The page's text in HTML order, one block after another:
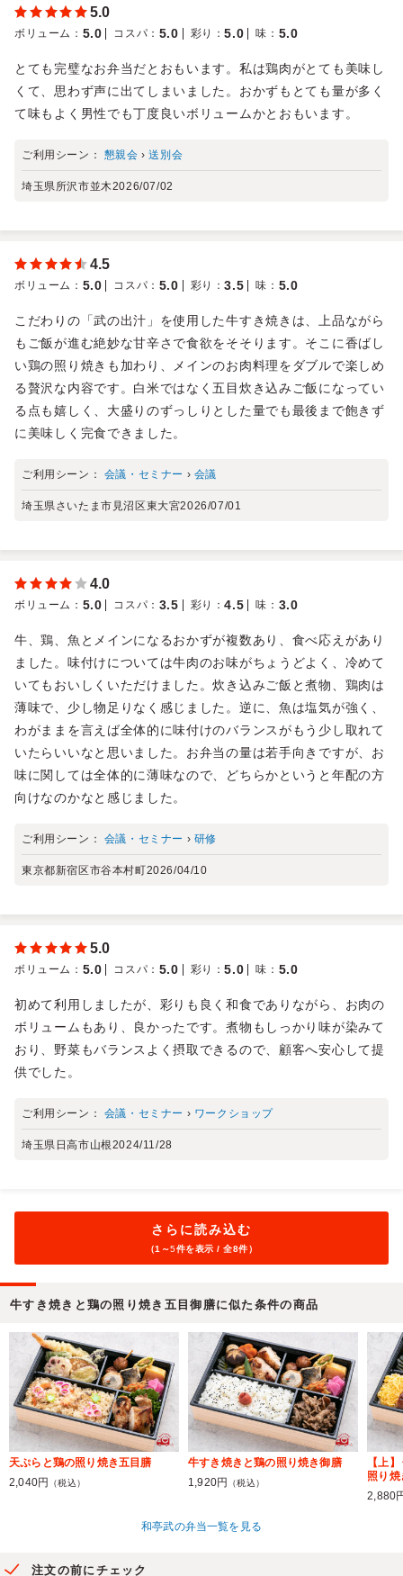
5.0
ボリューム ： 5.0 コスパ ： 5.0 彩り ：5.0 味 ： 5.0
とても完璧なお弁当だとおもいます。私は鶏肉がとても美味し
くて、思わず声に出てしまいました。おかずもとても量が多く
て味もよく男性でも丁度良いボリュームかとおもいます。
ご利用シーン： 懇親会 ›送別会
埼玉県所沢市並木2026/07/02
4.5
ボリューム ： 5.0 コスパ ： 5.0 彩り ：3.5 味 ： 5.0
こだわりの「武の出汁」を使用した牛すき焼きは、上品ながら
もご飯が進む絶妙な甘辛さで食欲をそそります。そこに香ばし
い鶏の照り焼きも加わり、メインのお肉料理をダブルで楽しめ
る贅沢な内容です。白米ではなく五目炊き込みご飯になってい
る点も嬉しく、大盛りのずっしりとした量でも最後まで飽きず
に美味しく完食できました。
ご利用シーン： 会議・セミナー › 会議
埼玉県さいたま市見沼区東大宮2026/07/01
4.0
ボリューム ： 5.0 コスパ ： 3.5 彩り ：4.5 味 ： 3.0
牛、鶏、魚とメインになるおかずが複数あり、食べ応えがあり
ました。味付けについては牛肉のお味がちょうどよく、冷めて
いてもおいしくいただけました。炊き込みご飯と煮物、鶏肉は
薄味で、少し物足りなく感じました。逆に、魚は塩気が強く、
わがままを言えば全体的に味付けのバランスがもう少し取れて
いたらいいなと思いました。お弁当の量は若手向きですが、お
味に関しては全体的に薄味なので、どちらかというと年配の方
向けなのかなと感じました。
ご利用シーン： 会議・セミナー › 研修
東京都新宿区市谷本村町2026/04/10
5.0
ボリューム ： 5.0 コスパ ： 5.0 彩り ：5.0 味 ： 5.0
初めて利用しましたが、彩りも良く和食でありながら、お肉の
ボリュームもあり、良かったです。煮物もしっかり味が染みて
おり、野菜もバランスよく摂取できるので、顧客へ安心して提
供でした。
ご利用シーン： 会議・セミナー › ワークショップ
埼玉県日高市山根2024/11/28
さらに読み込む
（1～5件を表示 / 全8件）
牛すき焼きと鶏の照り焼き五目御膳に似た条件の商品
天ぷらと鶏の照り焼き五目膳
2,040円
（税込）
牛すき焼きと鶏の照り焼き御膳
1,920円
（税込）
【上
照り焼
2,880
和亭武の弁当一覧を見る
注文の前にチェック